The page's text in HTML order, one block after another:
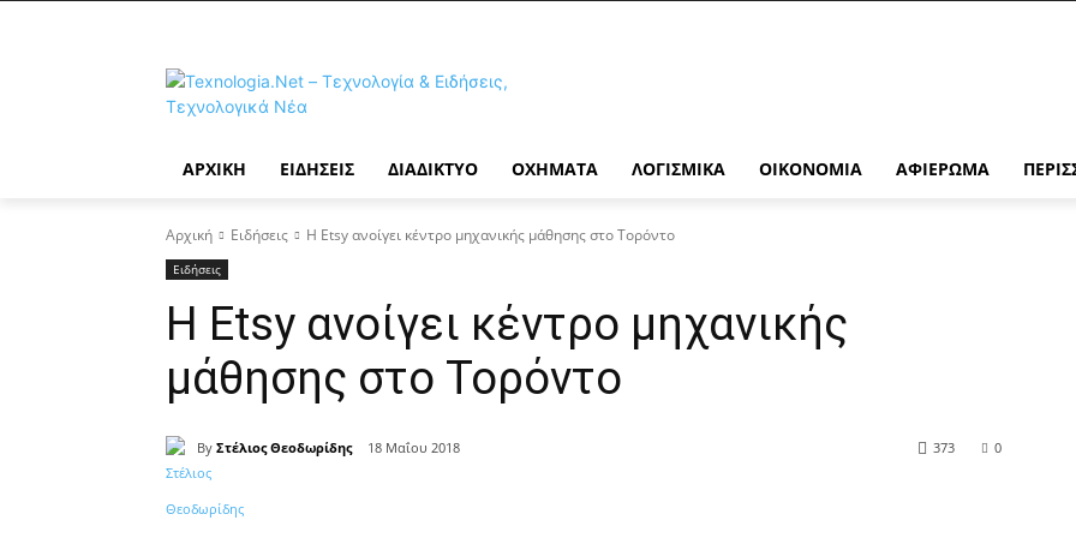
ΑΡΧΙΚΉ ΕΙΔΉΣΕΙΣ ΔΙΑΔΊΚΤΥΟ ΟΧΉΜΑΤΑ ΛΟΓΙΣΜΙΚΆ ΟΙΚΟΝΟΜΊΑ ΑΦΙΈΡΩΜΑ
Αρχική Ειδήσεις Η Etsy ανοίγει κέντρο μηχανικής μάθησης στο Τορόντο
Ειδήσεις
Η Etsy ανοίγει κέντρο μηχανικής
μάθησης στο Τορόντο
By Στέλιος Θεοδωρίδης 18 Μαΐου 2018 0
373
Κοινοποίηση